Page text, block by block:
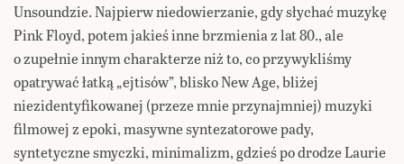
Unsoundzie. Najpierw niedowierzanie, gdy słychać muzykę
Pink Floyd, potem jakieś inne brzmienia z lat 80., ale
o zupełnie innym charakterze niż to, co przywykliśmy
opatrywać łatką „ejtisów”, blisko New Age, bliżej
niezidentyfikowanej (przeze mnie przynajmniej) muzyki
filmowej z epoki, masywne syntezatorowe pady,
syntetyczne smyczki, minimalizm, gdzieś po drodze Laurie